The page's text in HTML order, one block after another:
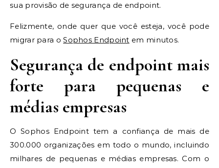
sua provisão de segurança de endpoint.
Felizmente, onde quer que você esteja, você pode
migrar para oSophos Endpoint em minutos.
Segurança de endpoint mais
forte para pequenas e
médias empresas
O Sophos Endpoint tem a confiança de mais de
300.000 organizações em todo o mundo, incluindo
milhares de pequenas e médias empresas. Com o